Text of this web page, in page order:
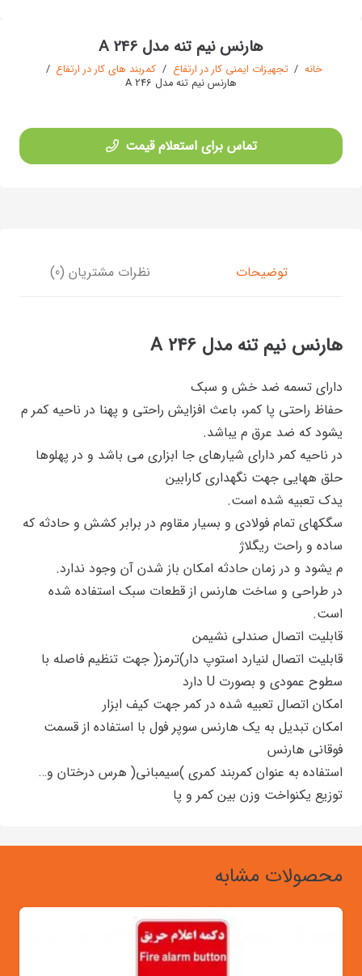
هارنس نیم تنه مدل A 246
خانه / تجهیزات ایمنی کار در ارتفاع / کمربند های کار در ارتفاع /
هارنس نیم تنه مدل A 246
تماس برای استعلام قیمت
توضیحات نظرات مشتریان (0)
هارنس نیم تنه مدل A 246
دارای تسمه ضد خش و سبک
حفاظ راحتی پا کمر، باعث افزایش راحتی و پهنا در ناحیه کمر م
یشود که ضد عرق م یباشد.
در ناحیه کمر دارای شیارهای جا ابزاری می باشد و در پهلوها
حلق ههایی جهت نگهداری کارابین
یدک تعبیه شده است.
سگکهای تمام فولادی و بسیار مقاوم در برابر کشش و حادثه که
ساده و راحت ریگلاژ
م یشود و در زمان حادثه امکان باز شدن آن وجود ندارد.
در طراحی و ساخت هارنس از قطعات سبک استفاده شده
است.
قابلیت اتصال صندلی نشیمن
قابلیت اتصال لنیارد استوپ دار)ترمز( جهت تنظیم فاصله با
سطوح عمودی و بصورت U دارد
امکان اتصال تعبیه شده در کمر جهت کیف ابزار
امکان تبدیل به یک هارنس سوپر فول با استفاده از قسمت
فوقانی هارنس
استفاده به عنوان کمربند کمری )سیمبانی( هرس درختان و…
توزیع یکنواخت وزن بین کمر و پا
محصولات مشابه